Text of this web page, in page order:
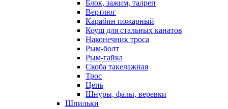
Блок, зажим, талреп
Вертлюг
Карабин пожарный
Коуш для стальных канатов
Наконечник троса
Рым-болт
Рым-гайка
Скоба такелажная
Трос
Цепь
Шнуры, фалы, веревки
Шпильки